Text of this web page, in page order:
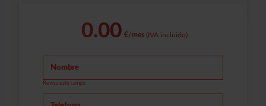
0.00 €/mes (IVA incluido)
Revisa este campo